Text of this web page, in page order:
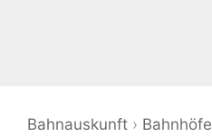
Bahnauskunft › Bahnhöfe